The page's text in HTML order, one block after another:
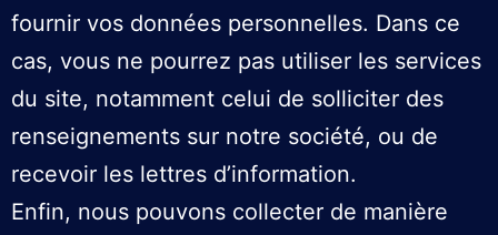
fournir vos données personnelles. Dans ce
cas, vous ne pourrez pas utiliser les services
du site, notamment celui de solliciter des
renseignements sur notre société, ou de
recevoir les lettres d’information.
Enfin, nous pouvons collecter de manière